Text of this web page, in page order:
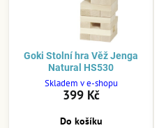
Goki Stolní hra Věž Jenga
Natural HS530
Skladem v e-shopu
399 Kč
Do košíku